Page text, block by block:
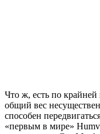
Что ж, есть по крайней
общий вес
способен
«первым в мире»